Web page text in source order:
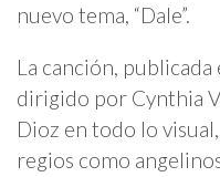
nuevo tema, “Dale”.
La canción,
dirigido por Cynthia
Dioz en todo lo
regios como